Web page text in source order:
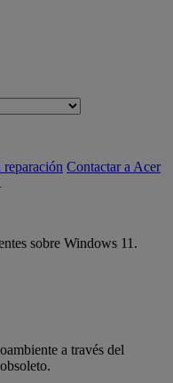
reparación Contactar a Acer
sobre Windows 11.
a través del